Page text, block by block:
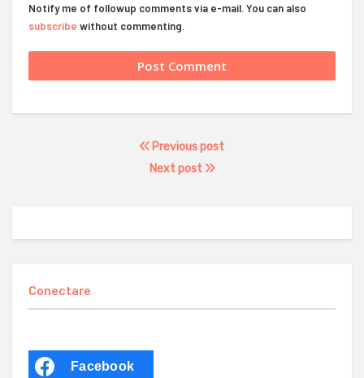
Notify me of followup comments via e-mail. You can also
subscribe without commenting.
Previous post
Next post
Conectare
Facebook